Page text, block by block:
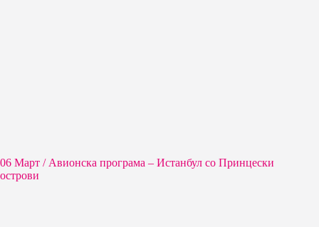
06 Март / Aвионска програма – Истанбул со Принцески
острови